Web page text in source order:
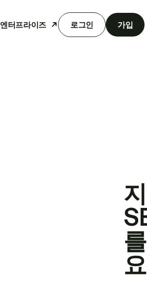
엔터프라이즈 로그인 가입
요